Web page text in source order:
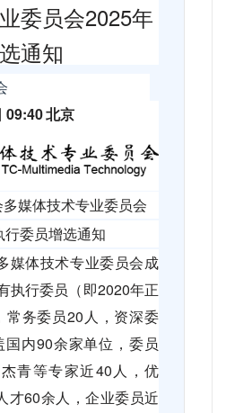
委员会2025年
通知
09:40北京
媒体技术专业委员会
行委员增选通知
媒体技术专业委员会成
执行委员（即2020年正
常务委员20人，资深委
国内90余家单位，委员
青等专家近40人，优
才60余人，企业委员近